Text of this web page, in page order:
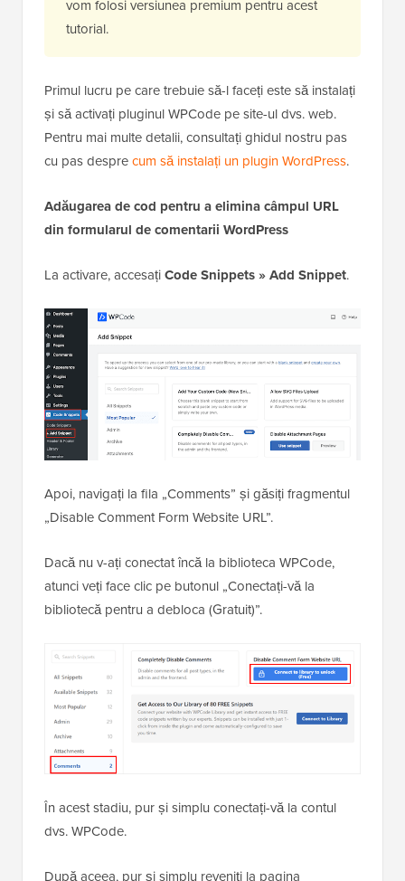
vom folosi versiunea premium pentru acest
tutorial.
Primul lucru pe care trebuie să-l faceți este să instalați
și să activați pluginul WPCode pe site-ul dvs. web.
Pentru mai multe detalii, consultați ghidul nostru pas
cu pas desprecum să instalați un plugin WordPress.
Adăugarea de cod pentru a elimina câmpul URL
din formularul de comentarii WordPress
La activare, accesațiCode Snippets »Add Snippet.
Apoi, navigați la fila „Comments” și găsiți fragmentul
„Disable Comment Form Website URL”.
Dacă nu v-ați conectat încă la biblioteca WPCode,
atunci veți face clic pe butonul „Conectați-vă la
bibliotecă pentru a debloca (Gratuit)”.
În acest stadiu, pur și simplu conectați-vă la contul
dvs. WPCode.
După aceea, pur și simplu reveniți la pagina